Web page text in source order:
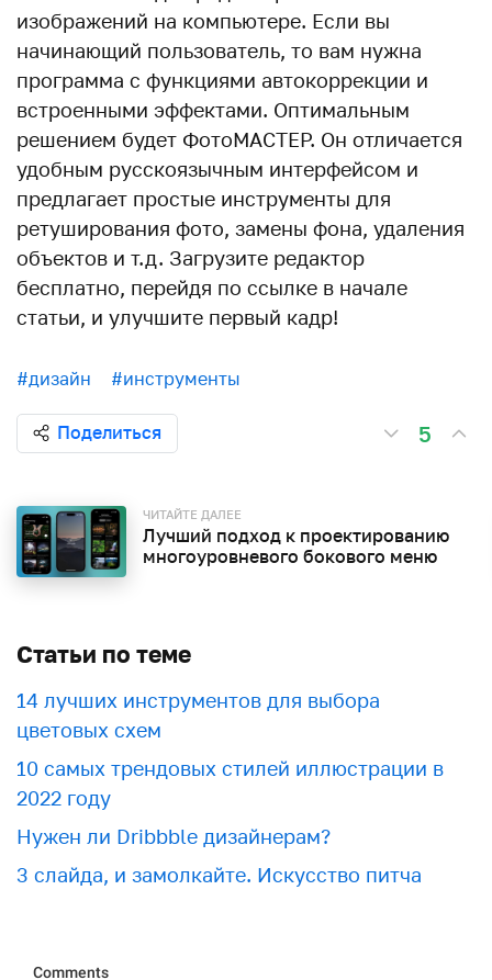
изображений на компьютере. Если вы
начинающий пользователь, то вам нужна
программа с функциями автокоррекции и
встроенными эффектами. Оптимальным
решением будет ФотоМАСТЕР. Он отличается
удобным русскоязычным интерфейсом и
предлагает простые инструменты для
ретуширования фото, замены фона, удаления
объектов и т.д. Загрузите редактор
бесплатно, перейдя по ссылке в начале
статьи, и улучшите первый кадр!
#дизайн #инструменты
Поделиться 5
ЧИТАЙТЕ ДАЛЕЕ
Лучший подход к проектированию
многоуровневого бокового меню
Статьи по теме
​​14 лучших инструментов для выбора
цветовых схем
10 самых трендовых стилей иллюстрации в
2022 году
Нужен ли Dribbble дизайнерам?
3 слайда, и замолкайте. Искусство питча